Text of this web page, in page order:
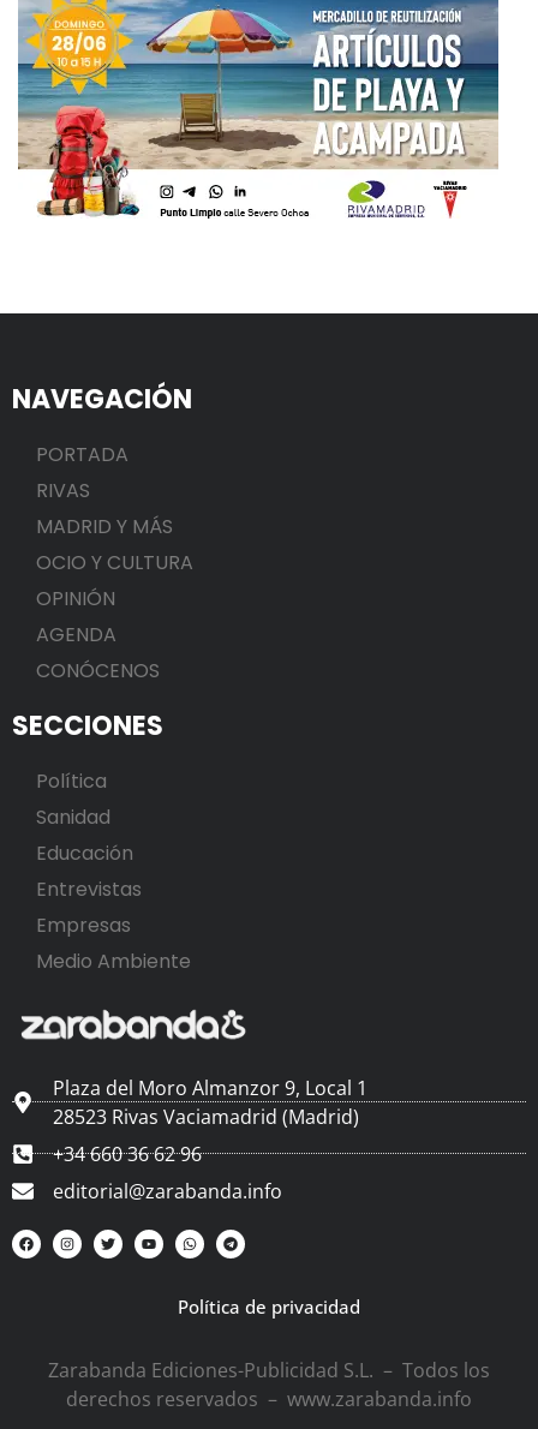
NAVEGACIÓN
PORTADA
RIVAS
MADRID Y MÁS
OCIO Y CULTURA
OPINIÓN
AGENDA
CONÓCENOS
SECCIONES
Política
Sanidad
Educación
Entrevistas
Empresas
Medio Ambiente
Plaza del Moro Almanzor 9, Local 1
28523 Rivas Vaciamadrid (Madrid)
+34 660 36 62 96
editorial@zarabanda.info
Política de privacidad
Zarabanda Ediciones-Publicidad S.L. – Todos los
derechos reservados – www.zarabanda.info